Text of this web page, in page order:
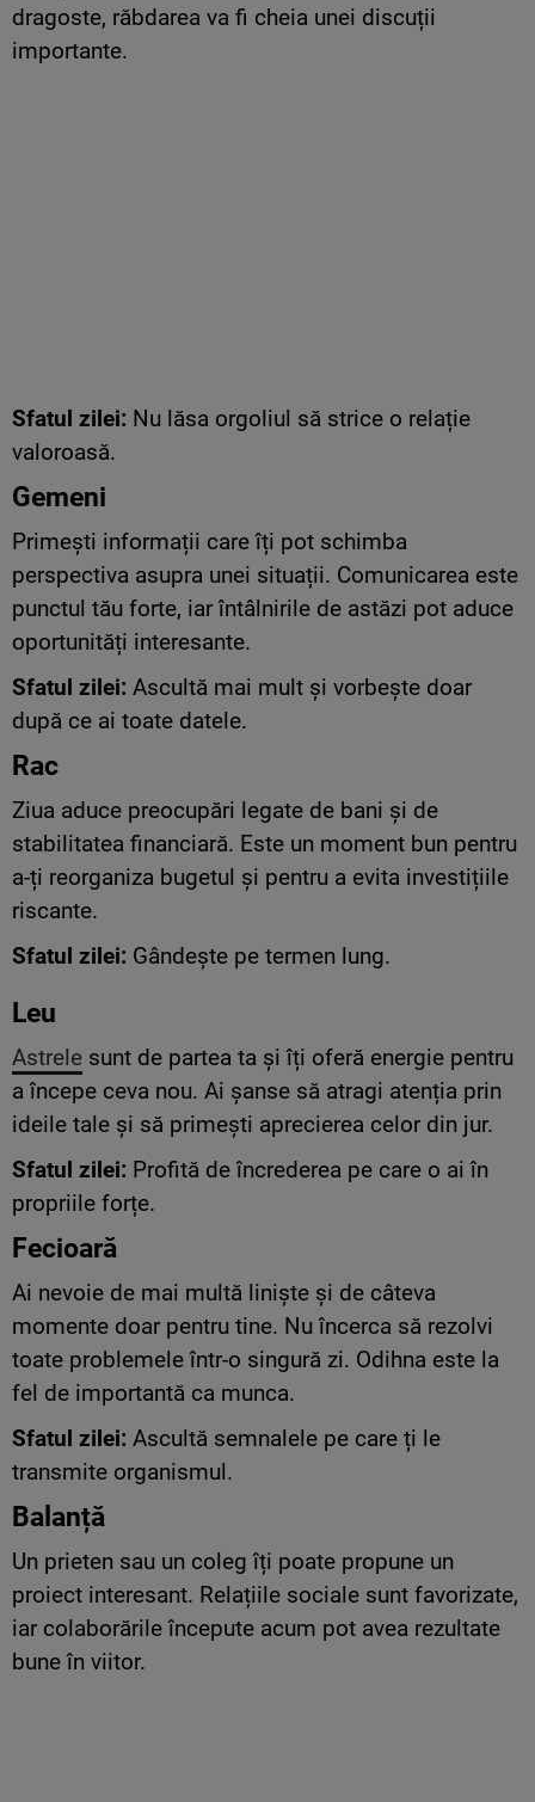
dragoste, răbdarea va fi cheia unei discuții
importante.
Sfatul zilei: Nu lăsa orgoliul să strice o relație
valoroasă.
Gemeni
Primești informații care îți pot schimba
perspectiva asupra unei situații. Comunicarea este
punctul tău forte, iar întâlnirile de astăzi pot aduce
oportunități interesante.
Sfatul zilei: Ascultă mai mult și vorbește doar
după ce ai toate datele.
Rac
Ziua aduce preocupări legate de bani și de
stabilitatea financiară. Este un moment bun pentru
a-ți reorganiza bugetul și pentru a evita investițiile
riscante.
Sfatul zilei: Gândește pe termen lung.
Leu
Astrele sunt de partea ta și îți oferă energie pentru
a începe ceva nou. Ai șanse să atragi atenția prin
ideile tale și să primești aprecierea celor din jur.
Sfatul zilei: Profită de încrederea pe care o ai în
propriile forțe.
Fecioară
Ai nevoie de mai multă liniște și de câteva
momente doar pentru tine. Nu încerca să rezolvi
toate problemele într-o singură zi. Odihna este la
fel de importantă ca munca.
Sfatul zilei: Ascultă semnalele pe care ți le
transmite organismul.
Balanță
Un prieten sau un coleg îți poate propune un
proiect interesant. Relațiile sociale sunt favorizate,
iar colaborările începute acum pot avea rezultate
bune în viitor.